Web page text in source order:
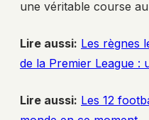
une véritable course
Lire aussi: Les règnes
de la Premier League :
Lire aussi: Les 12